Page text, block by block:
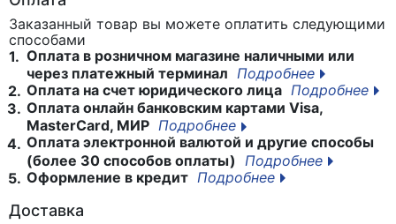
Заказанный товар вы можете оплатить следующими
способами
1. Оплата в розничном магазине наличными или
через платежный терминал Подробнее
2. Оплата на счет юридического лица Подробнее
3. Оплата онлайн банковским картами Visa,
MasterCard, МИР Подробнее
4. Оплата электронной валютой и другие способы
(более 30 способов оплаты)
Подробнее
5. Оформление в кредит Подробнее
Доставка